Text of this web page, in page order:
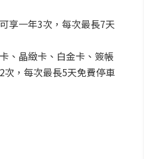
享一年3次，每次最長7天
、晶緻卡、白金卡、簽帳
，每次最長5天免費停車